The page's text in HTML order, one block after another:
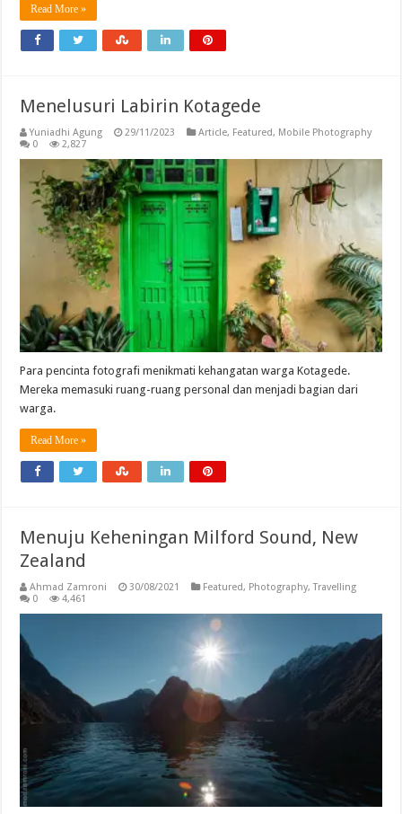
Read More »
Menelusuri Labirin Kotagede
Yuniadhi Agung 29/11/2023 Article, Featured, Mobile Photography
0
2,827
Para pencinta fotografi menikmati kehangatan warga Kotagede.
Mereka memasuki ruang-ruang personal dan menjadi bagian dari
warga.
Read More »
Menuju Keheningan Milford Sound, New
Zealand
Ahmad Zamroni 30/08/2021 Featured, Photography,Travelling
0
4,461